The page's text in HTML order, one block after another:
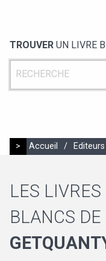
TROUVER UN LIVRE
> Accueil / Editeurs
LES LIVRES
BLANCS DE